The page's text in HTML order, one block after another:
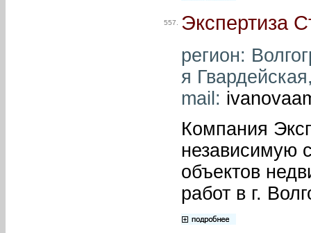
557. Экспертиза
регион:
я
mail:
Компания
независимую
объектов
работ в г.